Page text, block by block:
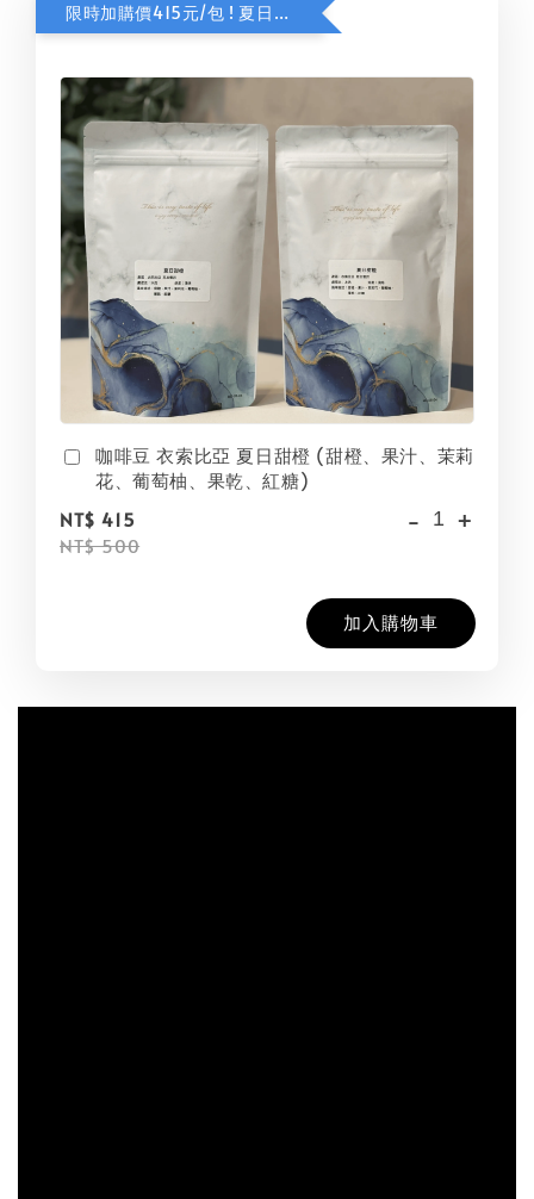
限時加購價415元/包 ! 夏日甜橙咖啡豆
咖啡豆 衣索比亞 夏日甜橙 (甜橙、果汁、茉莉
花、葡萄柚、果乾、紅糖)
NT$ 415
NT$ 500
- +
加入購物車